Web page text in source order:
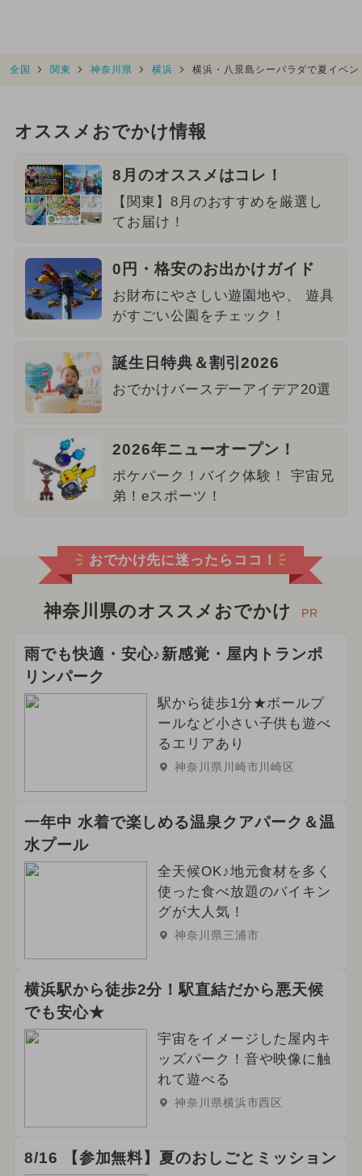
全国 関東 神奈川県 横浜 横浜・八景島シーパラダで夏イベ
オススメおでかけ情報
8月のオススメはコレ！
【関東】8月のおすすめを厳選し
てお届け！
0円・格安のお出かけガイド
お財布にやさしい遊園地や、 遊具
がすごい公園をチェック！
誕生日特典＆割引2026
おでかけバースデーアイデア20選
2026年ニューオープン！
ポケパーク！バイク体験！ 宇宙兄
弟！eスポーツ！
おでかけ先に迷ったらココ！
神奈川県のオススメおでかけ PR
雨でも快適・安心♪新感覚・屋内トランポ
リンパーク
駅から徒歩1分★ボールプ
ールなど小さい子供も遊べ
るエリアあり
神奈川県川崎市川崎区
一年中 水着で楽しめる温泉クアパーク＆温
水プール
全天候OK♪地元食材を多く
使った食べ放題のバイキン
グが大人気！
神奈川県三浦市
横浜駅から徒歩2分！駅直結だから悪天候
でも安心★
宇宙をイメージした屋内キ
ッズパーク！音や映像に触
れて遊べる
神奈川県横浜市西区
8/16 【参加無料】夏のおしごとミッション